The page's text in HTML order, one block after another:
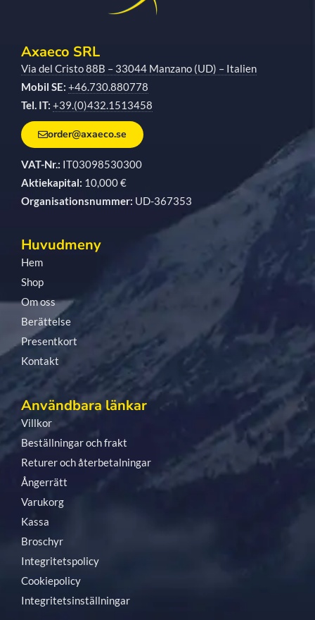
Axaeco SRL
Via del Cristo 88B – 33044 Manzano (UD) – Italien
Mobil SE: +46.730.880778
Tel. IT: +39.(0)432.1513458
order@axaeco.se
VAT-Nr.: IT03098530300
Aktiekapital: 10,000 €
Organisationsnummer: UD-367353
Huvudmeny
Hem
Shop
Om oss
Berättelse
Presentkort
Kontakt
Användbara länkar
Villkor
Beställningar och frakt
Returer och återbetalningar
Ångerrätt
Varukorg
Kassa
Broschyr
Integritetspolicy
Cookiepolicy
Integritetsinställningar